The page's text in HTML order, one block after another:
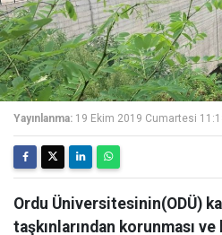
Yayınlanma: 19 Ekim 2019 Cumartesi
Ordu Üniversitesinin(ODÜ)
taşkınlarından korunması